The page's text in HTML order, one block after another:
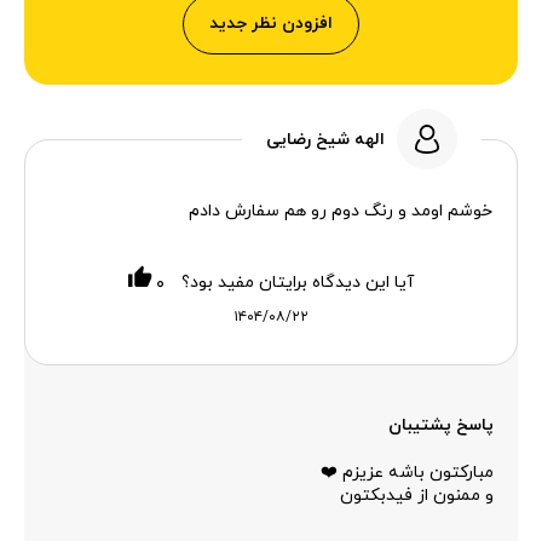
افزودن نظر جدید
الهه شیخ رضایی
خوشم اومد و رنگ دوم رو هم سفارش دادم
۱۴۰۴/۰۸/۲۲
آیا این دیدگاه برایتان مفید بود؟ ۰
پاسخ پشتیبان
مبارکتون باشه عزیزم ❤️
و ممنون از فیدبکتون